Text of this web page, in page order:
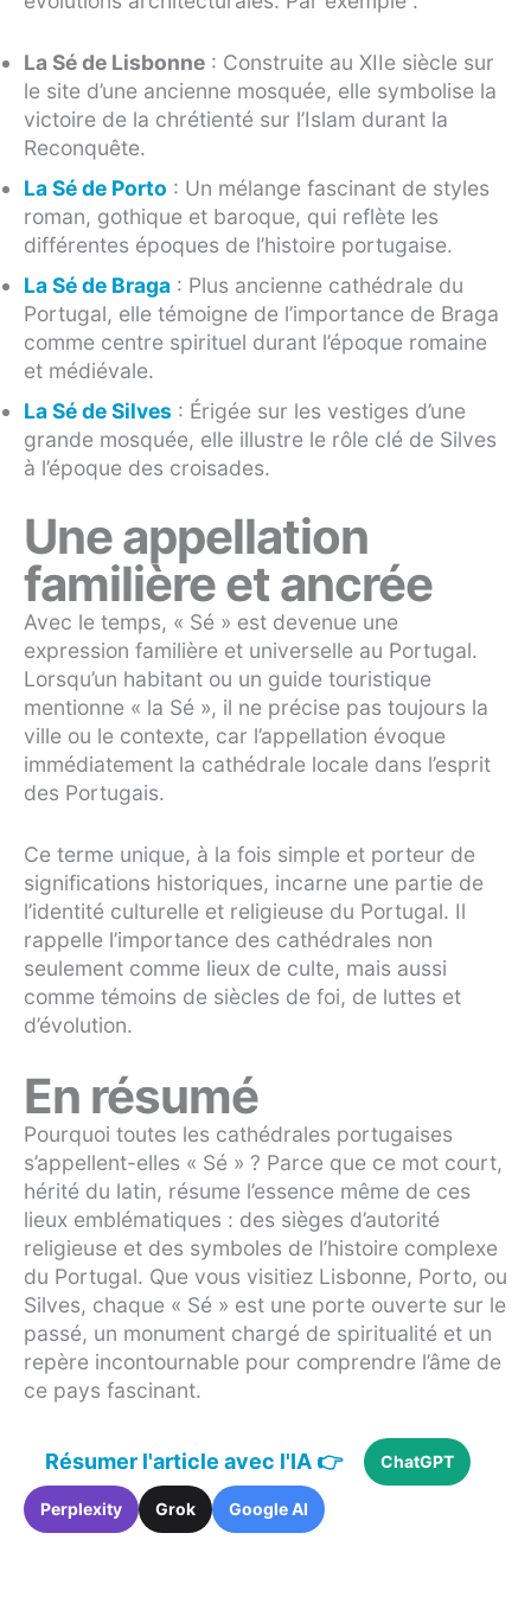
La Sé de Lisbonne : Construite au XIIe siècle sur
le site d’une ancienne mosquée, elle symbolise la
victoire de la chrétienté sur l’Islam durant la
Reconquête.
La Sé de Porto : Un mélange fascinant de styles
roman, gothique et baroque, qui reflète les
différentes époques de l’histoire portugaise.
La Sé de Braga : Plus ancienne cathédrale du
Portugal, elle témoigne de l’importance de Braga
comme centre spirituel durant l’époque romaine
et médiévale.
La Sé de Silves : Érigée sur les vestiges d’une
grande mosquée, elle illustre le rôle clé de Silves
à l’époque des croisades.
Une appellation
familière et ancrée
Avec le temps, « Sé » est devenue une
expression familière et universelle au Portugal.
Lorsqu’un habitant ou un guide touristique
mentionne « la Sé », il ne précise pas toujours la
ville ou le contexte, car l’appellation évoque
immédiatement la cathédrale locale dans l’esprit
des Portugais.
Ce terme unique, à la fois simple et porteur de
significations historiques, incarne une partie de
l’identité culturelle et religieuse du Portugal. Il
rappelle l’importance des cathédrales non
seulement comme lieux de culte, mais aussi
comme témoins de siècles de foi, de luttes et
d’évolution.
En résumé
Pourquoi toutes les cathédrales portugaises
s’appellent-elles « Sé » ? Parce que ce mot court,
hérité du latin, résume l’essence même de ces
lieux emblématiques : des sièges d’autorité
religieuse et des symboles de l’histoire complexe
du Portugal. Que vous visitiez Lisbonne, Porto, ou
Silves, chaque « Sé » est une porte ouverte sur le
passé, un monument chargé de spiritualité et un
repère incontournable pour comprendre l’âme de
ce pays fascinant.
Résumer l'article avec l'IA 👉 ChatGPT
Perplexity Grok Google AI